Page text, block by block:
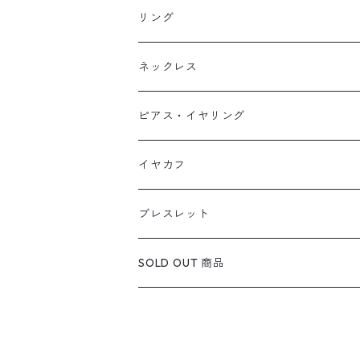
リング
天然石1点ものリング【Gold】（在庫あり
天然石1点ものリング【Silver】（在庫あ
定番リング
ネックレス
天然石1点ものネックレス（在庫ありのみ
定番ネックレス
ピアス・イヤリング
天然石1点ものピアス（在庫ありのみ絞込
定番ピアス/イヤリング
イヤカフ
ブレスレット
SOLD OUT 商品